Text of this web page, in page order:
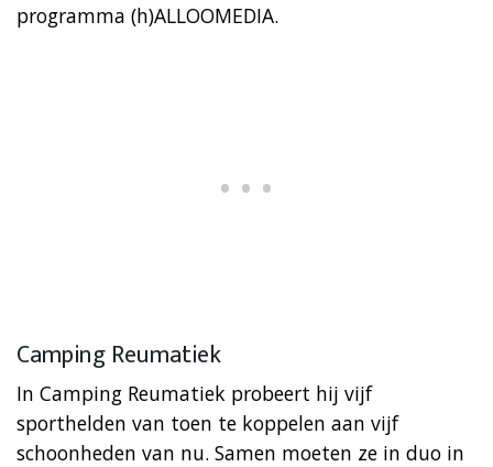
programma (h)ALLOOMEDIA.
Camping Reumatiek
In Camping Reumatiek probeert hij vijf
sporthelden van toen te koppelen aan vijf
schoonheden van nu. Samen moeten ze in duo in